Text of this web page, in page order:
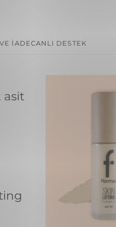
İADECANLI DESTEK
asit